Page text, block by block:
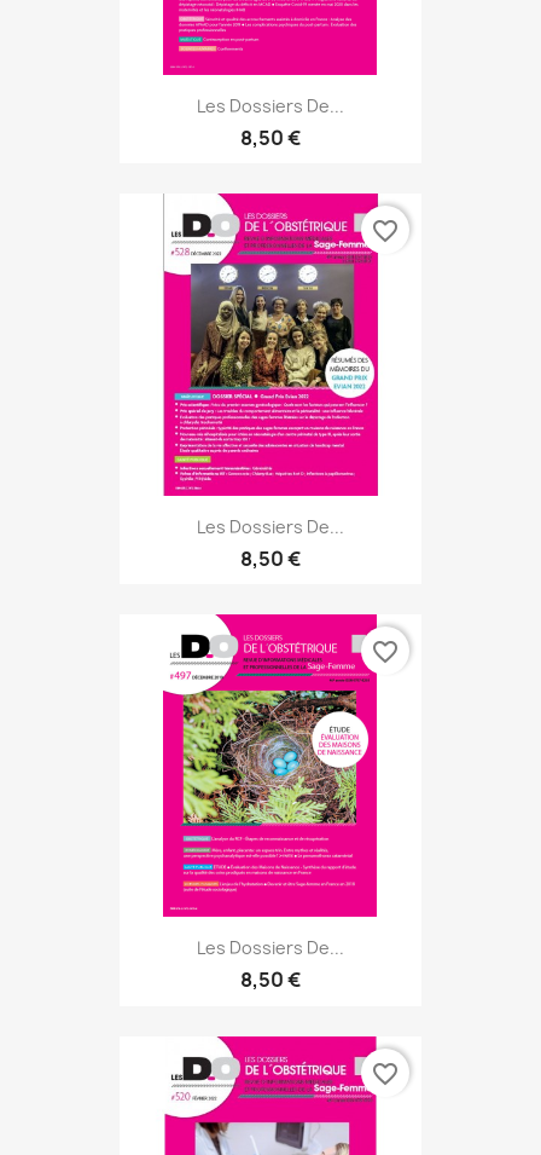
Les Dossiers De...
8,50 €
Les Dossiers De...
8,50 €
favorite_border
Les Dossiers De...
8,50 €
favorite_border
favorite_border